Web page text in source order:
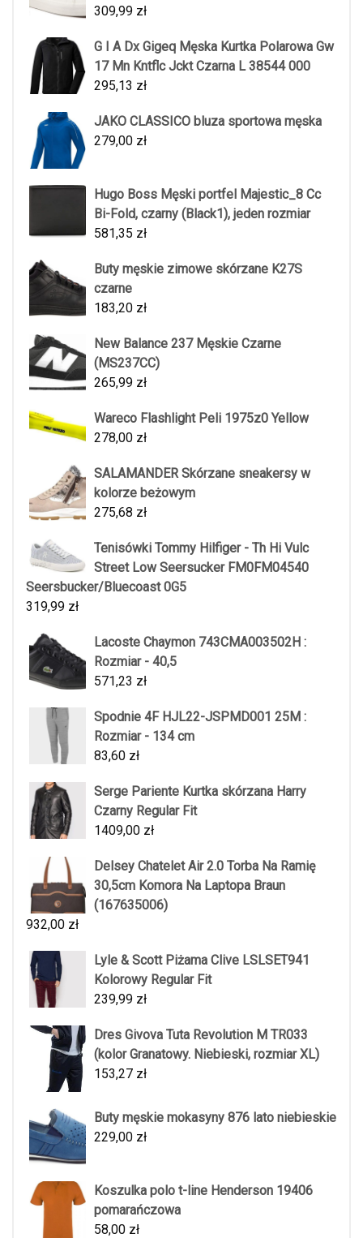
309,99 zł
G I A Dx Gigeq Męska Kurtka Polarowa Gw
17 Mn Kntflc Jckt Czarna L 38544 000
295,13 zł
JAKO CLASSICO bluza sportowa męska
279,00 zł
Hugo Boss Męski portfel Majestic_8 Cc
Bi-Fold, czarny (Black1), jeden rozmiar
581,35 zł
Buty męskie zimowe skórzane K27S
czarne
183,20 zł
New Balance 237 Męskie Czarne
(MS237CC)
265,99 zł
Wareco Flashlight Peli 1975z0 Yellow
278,00 zł
SALAMANDER Skórzane sneakersy w
kolorze beżowym
275,68 zł
Tenisówki Tommy Hilfiger - Th Hi Vulc
Street Low Seersucker FM0FM04540
Seersbucker/Bluecoast 0G5
319,99 zł
Lacoste Chaymon 743CMA003502H :
Rozmiar - 40,5
571,23 zł
Spodnie 4F HJL22-JSPMD001 25M :
Rozmiar - 134 cm
83,60 zł
Serge Pariente Kurtka skórzana Harry
Czarny Regular Fit
1409,00 zł
Delsey Chatelet Air 2.0 Torba Na Ramię
30,5cm Komora Na Laptopa Braun
(167635006)
932,00 zł
Lyle & Scott Piżama Clive LSLSET941
Kolorowy Regular Fit
239,99 zł
Dres Givova Tuta Revolution M TR033
(kolor Granatowy. Niebieski, rozmiar XL)
153,27 zł
Buty męskie mokasyny 876 lato niebieskie
229,00 zł
Koszulka polo t-line Henderson 19406
pomarańczowa
58,00 zł